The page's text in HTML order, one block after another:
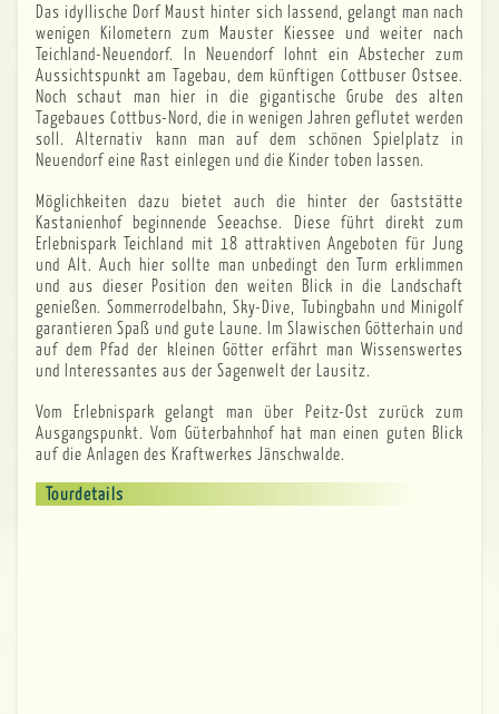
Das idyllische Dorf Maust hinter sich lassend, gelangt man nach
wenigen Kilometern zum Mauster Kiessee und weiter nach
Teichland-Neuendorf. In Neuendorf lohnt ein Abstecher zum
Aussichtspunkt am Tagebau, dem künftigen Cottbuser Ostsee.
Noch schaut man hier in die gigantische Grube des alten
Tagebaues Cottbus-Nord, die in wenigen Jahren geflutet werden
soll. Alternativ kann man auf dem schönen Spielplatz in
Neuendorf eine Rast einlegen und die Kinder toben lassen.
Möglichkeiten dazu bietet auch die hinter der Gaststätte
Kastanienhof beginnende Seeachse. Diese führt direkt zum
Erlebnispark Teichland mit 18 attraktiven Angeboten für Jung
und Alt. Auch hier sollte man unbedingt den Turm erklimmen
und aus dieser Position den weiten Blick in die Landschaft
genießen. Sommerrodelbahn, Sky-Dive, Tubingbahn und Minigolf
garantieren Spaß und gute Laune. Im Slawischen Götterhain und
auf dem Pfad der kleinen Götter erfährt man Wissenswertes
und Interessantes aus der Sagenwelt der Lausitz.
Vom Erlebnispark gelangt man über Peitz-Ost zurück zum
Ausgangspunkt. Vom Güterbahnhof hat man einen guten Blick
auf die Anlagen des Kraftwerkes Jänschwalde.
Tourdetails